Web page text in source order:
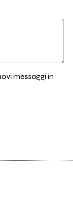
messaggi in